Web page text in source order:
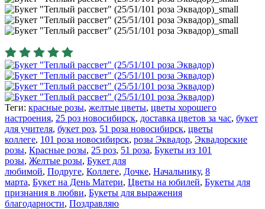
Теги: красные розы, желтые цветы, цветы хорошего
настроения, 25 роз новосибирск, доставка цветов за час, букет
для учителя, букет роз, 51 роза новосибирск, цветы
коллеге, 101 роза новосибирск, розы Эквадор, Эквадорские
розы, Красные розы, 25 роз, 51 роза, Букеты из 101
розы, Желтые розы, Букет для
любимой, Подруге, Коллеге, Дочке, Начальнику, 8
марта, Букет на День Матери, Цветы на юбилей, Букеты для
признания в любви, Букеты для выражения
благодарности, Поздравляю